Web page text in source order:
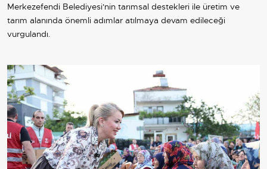
Merkezefendi Belediyesi'nin tarımsal destekleri ile üretim ve
tarım alanında önemli adımlar atılmaya devam edileceği
vurgulandı.